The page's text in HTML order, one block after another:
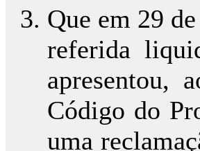
Que em 29
referida
apresentou,
Código do
uma